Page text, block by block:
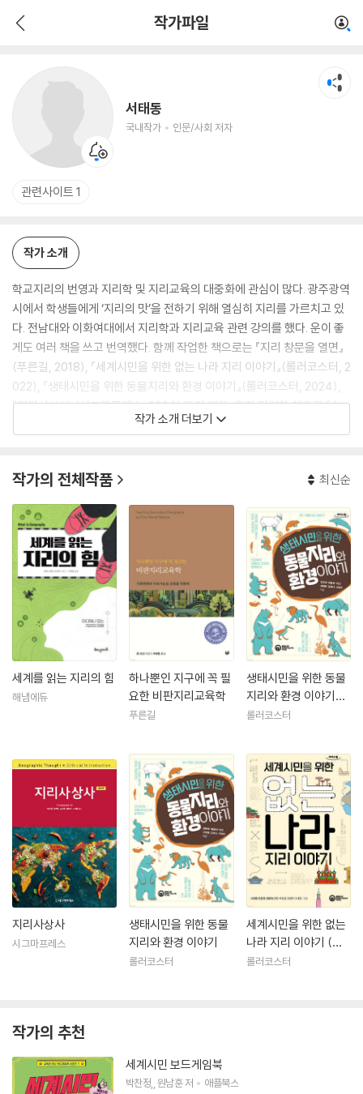
작가파일
서태동
국내작가 인문/사회 저자
인문/사회 저자
관련사이트 1
작가 소개
학교지리의 번영과 지리학 및 지리교육의 대중화에 관심이 많다. 광주광역
시에서 학생들에게 ‘지리의 맛’을 전하기 위해 열심히 지리를 가르치고 있
다. 전남대와 이화여대에서 지리학과 지리교육 관련 강의를 했다. 운이 좋
게도 여러 책을 쓰고 번역했다. 함께 작업한 책으로는 『지리 창문을 열면』
(푸른길, 2018), 『세계시민을 위한 없는 나라 지리 이야기』(롤러코스터, 2
022), 『생태시민을 위한 동물지리와 환경 이야기』(롤러코스터, 2024),
『지리사상사』(시그마프레스, 2024) 등이 있고, 혼자 작업한 책으로 『수
업 콘서트』(푸른길, 2020), 『하나뿐인 지구를 위한 비판지리교육학』(푸
작가 소개 더보기
작가의 전체작품 최신순
세계를 읽는 지리의 힘
해냄에듀
하나뿐인 지구에 꼭 필
요한 비판지리교육학
푸른길
생태시민을 위한 동물
지리와 환경 이야기
(큰글자도서)
롤러코스터
지리사상사
시그마프레스
생태시민을 위한 동물
지리와 환경 이야기
롤러코스터
세계시민을 위한 없는
나라 지리 이야기 (큰
글자도서)
롤러코스터
작가의 추천
세계시민 보드게임북
박찬정 원남훈저 애플북스